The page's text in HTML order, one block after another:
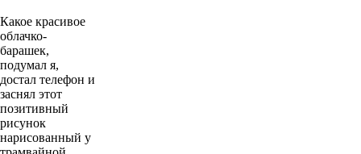
Какое красивое
облачко-
барашек,
подумал я,
достал телефон и
заснял этот
позитивный
рисунок
нарисованный у